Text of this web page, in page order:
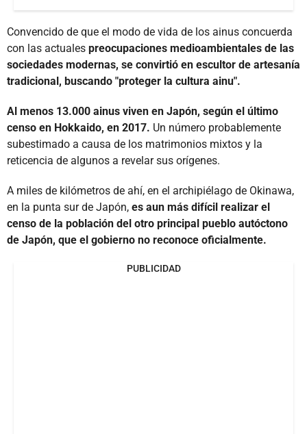
Convencido de que el modo de vida de los ainus concuerda
con las actuales preocupaciones medioambientales de las
sociedades modernas, se convirtió en escultor de artesanía
tradicional, buscando "proteger la cultura ainu".
Al menos 13.000 ainus viven en Japón, según el último
censo en Hokkaido, en 2017. Un número probablemente
subestimado a causa de los matrimonios mixtos y la
reticencia de algunos a revelar sus orígenes.
A miles de kilómetros de ahí, en el archipiélago de Okinawa,
en la punta sur de Japón, es aun más difícil realizar el
censo de la población del otro principal pueblo autóctono
de Japón, que el gobierno no reconoce oficialmente.
PUBLICIDAD